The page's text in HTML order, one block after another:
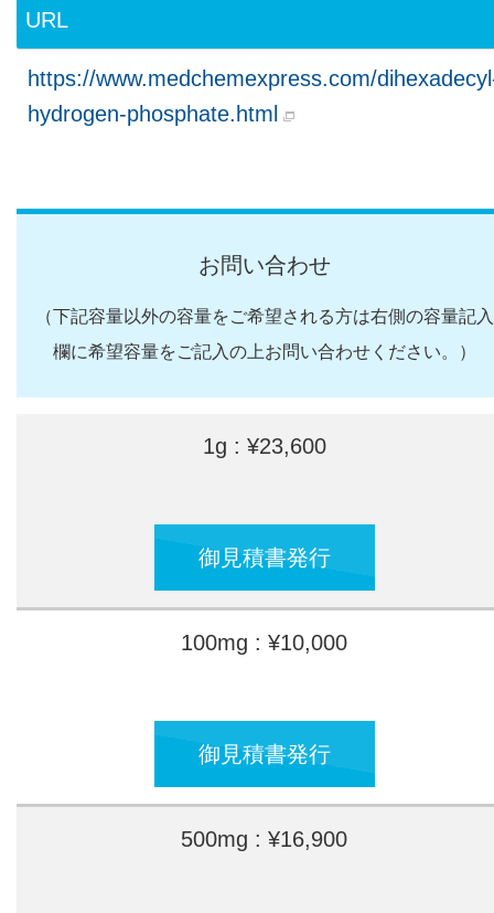
URL
https://www.medchemexpress.com/
hydrogen-phosphate.html
お問い合わせ
（下記容量以外の容量をご希望される方は右側の容量記入
欄に希望容量をご記入の上お問い合わせください。）
1g : ¥23,600
御見積書発行
100mg : ¥10,000
御見積書発行
500mg : ¥16,900